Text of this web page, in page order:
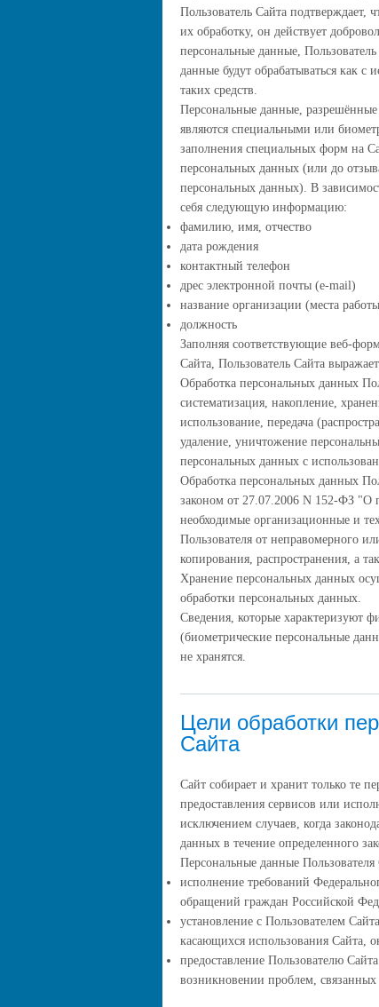
Пользователь Сайта подтверждает,
их обработку, он действует
персональные данные,
данные будут обрабатываться как с
таких средств.
Персональные данные,
являются специальными или
заполнения специальных форм на
персональных данных (или до
персональных данных). В
себя следующую информацию:
фамилию, имя, отчество
дата рождения
контактный телефон
дрес электронной почты (e-mail)
название организации (места
должность
Заполняя соответствующие веб-
Сайта, Пользователь Сайта
Обработка персональных данных
систематизация, накопление,
использование, передача
удаление, уничтожение
персональных данных с
Обработка персональных данных
законом от 27.07.2006 N 152-ФЗ "О
необходимые организационные и
Пользователя от неправомерного
копирования, распространения, а
Хранение персональных данных
обработки персональных данных.
Сведения, которые характеризуют
(биометрические персональные
не хранятся.
Цели обработки
Сайта
Сайт собирает и хранит только те
предоставления сервисов или
исключением случаев, когда
данных в течение определенного
Персональные данные
исполнение требований
обращений граждан Российской
установление с Пользователем
касающихся использования Сайта,
предоставление Пользователю
возникновении проблем,